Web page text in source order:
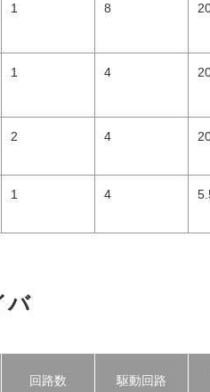
1 8
1 4
2 4
1 4
バ
回路数 駆動回路